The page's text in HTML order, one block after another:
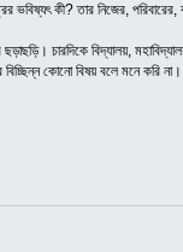
ভবিষ্যৎ কী? তার নিজের,
চারদিকে বিদ্যালয়,
কোনো বিষয় বলে মনে করি